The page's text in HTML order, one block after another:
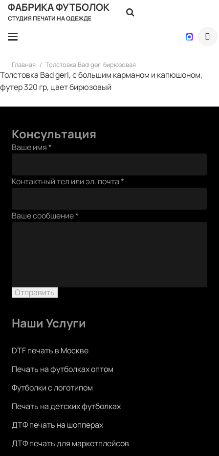
ФАБРИКА ФУТБОЛОК
СТУДИЯ ПЕЧАТИ НА ОДЕЖДЕ
Главная / Толстовка Bad gerl бирюзовая
Толстовка Bad gerl, с большим карманом и капюшоном,
футер 320 гр, цвет бирюзовый
Консультация
Ваше имя*
Ваше
Контактный тел или эл. почта*
Ваше сообщение*
Отправить
Наши Услуги
DTF печать в Москве
Печать на футболках оптом
Футболки с логотипом
Печать на детских футболках
ДТФ печать на шопперах
ДТФ печать для маркетплейсов